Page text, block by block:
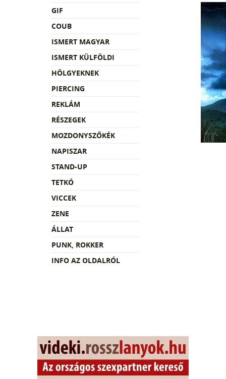
GIF
COUB
ISMERT MAGYAR
ISMERT KÜLFÖLDI
HÖLGYEKNEK
PIERCING
REKLÁM
RÉSZEGEK
MOZDONYSZŐKÉK
NAPISZAR
STAND-UP
TETKÓ
VICCEK
ZENE
ÁLLAT
PUNK, ROKKER
INFO AZ OLDALRÓL